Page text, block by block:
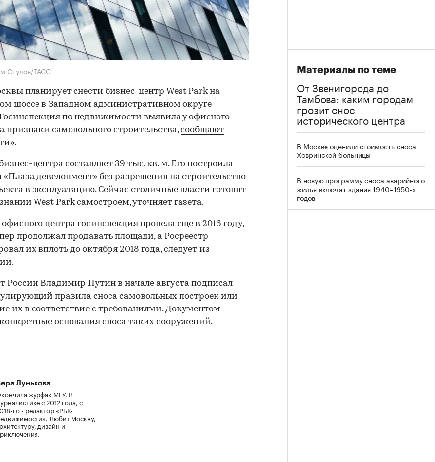
Стулов/ТАСС
планирует снести бизнес-центр West Park на
шоссе в Западном административном округе
по недвижимости выявила у офисного
признаки самовольного строительства,сообщают
центра составляет 39 тыс. кв. м. Его построила
девелопмент» без разрешения на строительство
в эксплуатацию. Сейчас столичные власти готовят
West Park самостроем, уточняет газета.
центра госинспекция провела еще в 2016 году,
продолжал продавать площади, а Росреестр
их вплоть до октября 2018 года, следует из
России Владимир Путин в начале августа подписал
правила сноса самовольных построек или
их в соответствие с требованиями. Документом
основания сноса таких сооружений.
Лунькова
журфак МГУ. В
с 2012 года, с
го - редактор «РБК-
Любит Москву,
дизайн и
Материалы по теме
От Звенигорода до
Тамбова: каким городам
грозит снос
исторического центра
В Москве оценили стоимость сноса
Ховринской больницы
В новую программу сноса аварийного
жилья включат здания 1940–1950-х
годов